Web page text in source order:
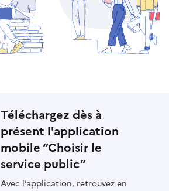
Téléchargez dès à
présent l'application
mobile “Choisir le
service public”
Avec l’application, retrouvez en